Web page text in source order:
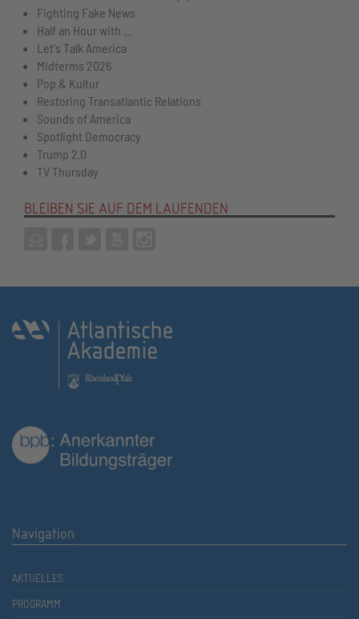
Fighting Fake News
Half an Hour with ...
Let's Talk America
Midterms 2026
Pop & Kultur
Restoring Transatlantic Relations
Sounds of America
Spotlight Democracy
Trump 2.0
TV Thursday
BLEIBEN SIE AUF DEM LAUFENDEN
Navigation
AKTUELLES
PROGRAMM